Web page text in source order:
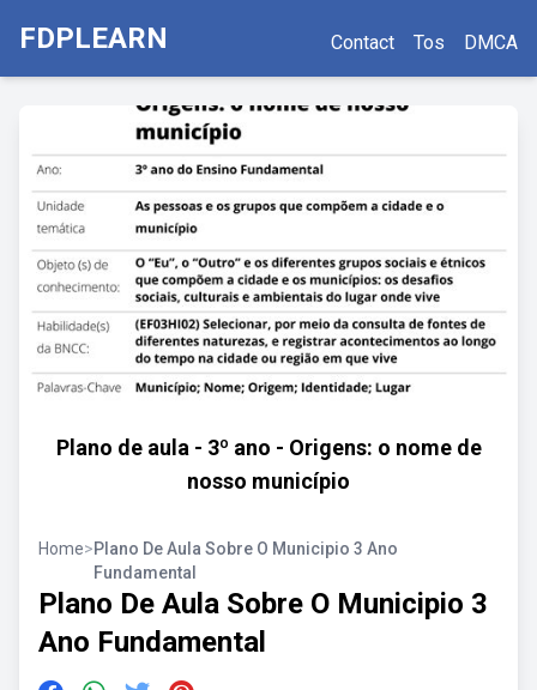
FDPLEARN Contact Tos DMCA
Plano de aula - 3º ano - Origens: o nome de
nosso município
Home>Plano De Aula Sobre O Municipio 3 Ano
Fundamental
Plano De Aula Sobre O Municipio 3
Ano Fundamental